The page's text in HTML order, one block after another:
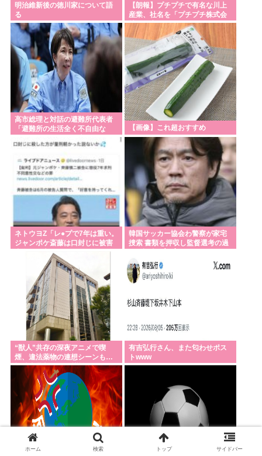
動機明かす「中国の強硬な外交方針を変えさせるた
め」
西鉄、天神駅と薬院駅の駅構内で不審な音声が流れ
る 第三者が不正に流したか 福岡
Powered by livedoor 相互RSS
明治維新後の徳川家について語
る
【朗報】プチプチで有名な川上
産業、社名を「プチプチ株式会
社」に変更wwwww
高市総理と対話の避難所代表者
「避難所の生活全く不自由な
った！」
【画像】これ超おすすめ
ネトウヨZ「レ●プで7年は重い。
ジャンポケ斎藤は口封じに被害
者殺した方がよかった」
韓国サッカー協会わ警察が家宅
捜索 書類を押収し監督選考の過
“獣人”共存の深夜アニメで喫
煙、違法薬物の連想シーンも…
視聴者批判でBPO議論
有吉弘行さん、また匂わせポス
トwww
ホーム 検索 トップ サイドバー